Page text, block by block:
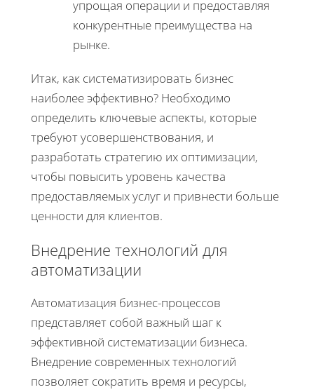
упрощая операции и предоставляя
конкурентные преимущества на
рынке.
Итак, как систематизировать бизнес
наиболее эффективно? Необходимо
определить ключевые аспекты, которые
требуют усовершенствования, и
разработать стратегию их оптимизации,
чтобы повысить уровень качества
предоставляемых услуг и привнести больше
ценности для клиентов.
Внедрение технологий для
автоматизации
Автоматизация бизнес-процессов
представляет собой важный шаг к
эффективной систематизации бизнеса.
Внедрение современных технологий
позволяет сократить время и ресурсы,